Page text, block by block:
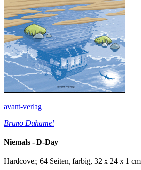
avant-verlag
Bruno Duhamel
Niemals - D-Day
Hardcover, 64 Seiten, farbig, 32 x 24 x 1 cm